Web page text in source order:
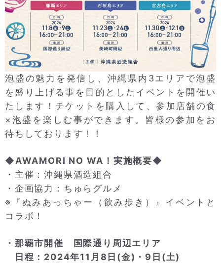
泡盛の魅力を発信し、沖縄県内3エリアで泡盛
を盛り上げる事を目的としたイベントを開催い
たします！チケットを購入して、参加店舗の食
×泡盛を楽しむ事ができます。皆様の参加をお
待ちしております！！
◆AWAMORI NO WA！実施概要◆
・主催：沖縄県酒造組合
・企画協力：ちゅらグルメ
※『ぬみあっちゃー（飲み歩き）』イベントと
コラボ！
・那覇市開催 国際通り周辺エリア
日程：2024年11月8日(金)・9日(土)